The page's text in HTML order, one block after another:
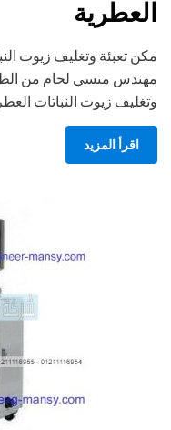
العطرية
مهندس منسي لحام من
وتغليف زيوت النباتات
اقرأ المزيد